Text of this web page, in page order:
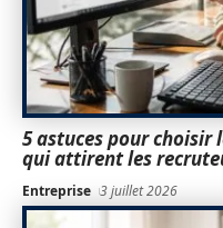
5 astuces pour
qui attirent les
Entreprise 3 juillet 2026